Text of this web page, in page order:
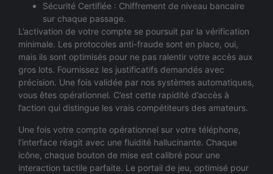
Sécurité Certifiée : Chiffrement de niveau bancaire
sur chaque passage.
L’activation de votre compte se poursuit par la vérification
minimale. Les protocoles anti-fraude sont en place, oui,
mais ils sont optimisés pour ne pas ralentir votre accès aux
gros lots. Fournissez les justificatifs demandés avec
précision. Une fois validée par nos systèmes automatiques,
vous êtes opérationnel. C’est cette rapidité d’accès à
l’action qui distingue les vrais compétiteurs des amateurs.
Une fois votre compte opérationnel sur votre téléphone,
l’interface réagit avec une fluidité hallucinante. Chaque
icône, chaque bouton de mise est calibré pour une
interaction tactile parfaite. Le portail de jeu, optimisé pour